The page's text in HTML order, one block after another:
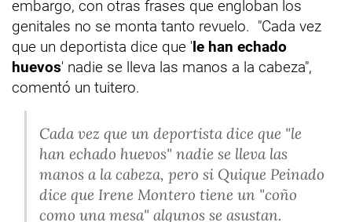
embargo, con otras frases que engloban los
genitales no se monta tanto revuelo. "Cada vez
que un deportista dice que 'le han echado
huevos' nadie se lleva las manos a la cabeza",
comentó un tuitero.
Cada vez que un deportista dice que "le
han echado huevos" nadie se lleva las
manos a la cabeza, pero si Quique Peinado
dice que Irene Montero tiene un "coño
como una mesa" algunos se asustan.